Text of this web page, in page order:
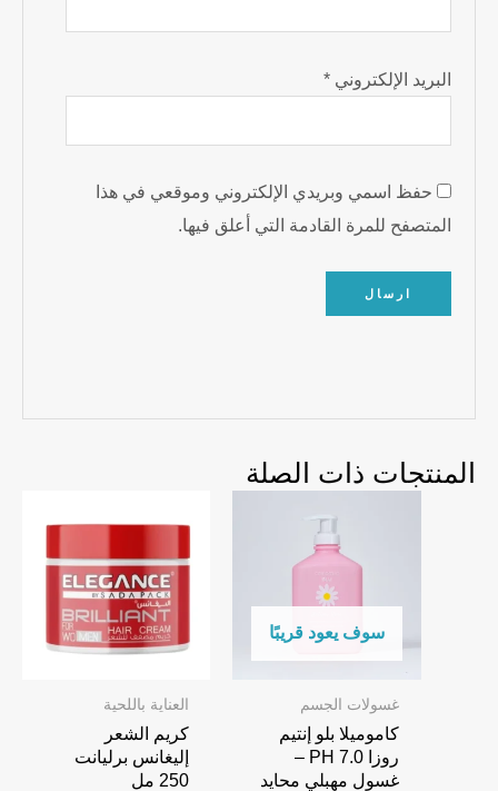
البريد الإلكتروني*
حفظ اسمي وبريدي الإلكتروني وموقعي في هذا
المتصفح للمرة القادمة التي أعلق فيها.
المنتجات ذات الصلة
سوف يعود قريبًا
غسولات الجسم
كاموميلا بلو إنتيم
روزا PH 7.0 –
غسول مهبلي محايد
العناية باللحية
كريم الشعر
إليغانس برليانت
250 مل